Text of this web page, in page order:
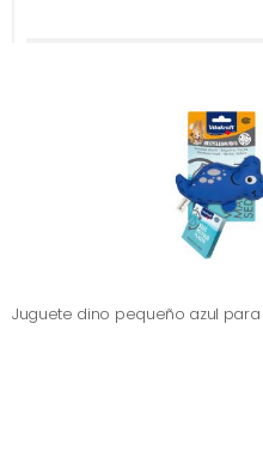
Juguete dino pequeño azul para